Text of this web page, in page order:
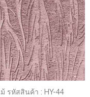
รหัสสินค้า : HY-44